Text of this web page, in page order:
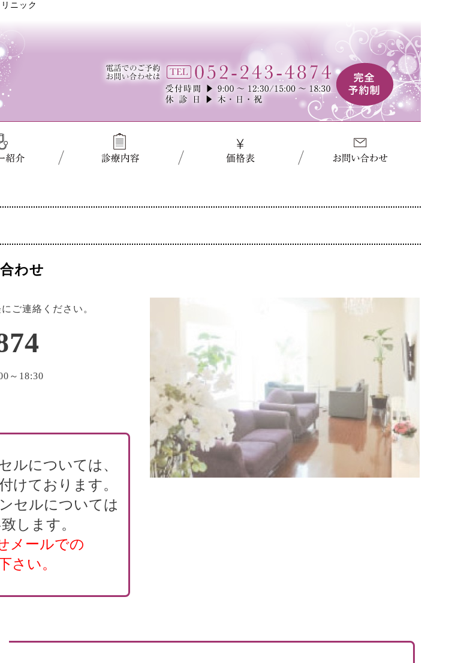
ニック
わせ
ご連絡ください。
～18:30
ルについては、
けております。
セルについては
します。
メールでの
さい。